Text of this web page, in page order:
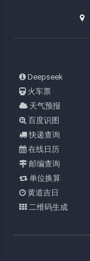
Deepseek
火车票
天气预报
百度识图
快递查询
在线日历
邮编查询
单位换算
黄道吉日
二维码生成